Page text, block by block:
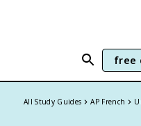
free
All Study Guides AP French